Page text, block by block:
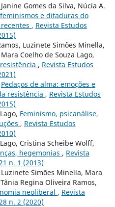
Gomes da Silva, Núcia A.
e ditaduras do
, Revista Estudos
Luzinete Simões Minella,
Coelho de Souza Lago,
, Revista Estudos
Pedaços de alma: emoções e
resistência , Revista Estudos
Feminismo, psicanálise,
, Revista Estudos
Cristina Scheibe Wolff,
hegemonias , Revista
n. 1 (2013)
Simões Minella, Mara
Regina Oliveira Ramos,
neoliberal , Revista
n. 2 (2020)